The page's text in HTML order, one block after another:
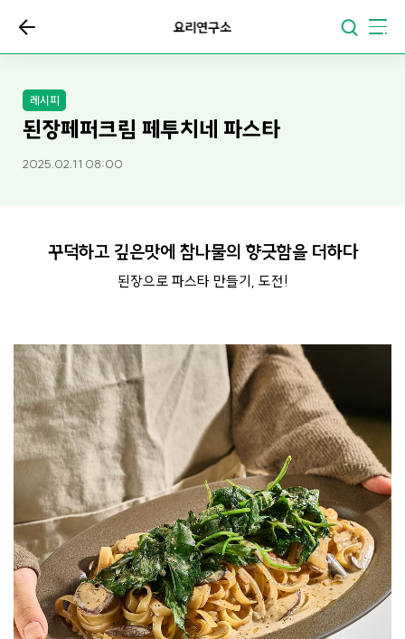
요리연구소
레시피
된장페퍼크림 페투치네 파스타
2025.02.11 08:00
꾸덕하고 깊은맛에 참나물의 향긋함을 더하다
된장으로 파스타 만들기, 도전!